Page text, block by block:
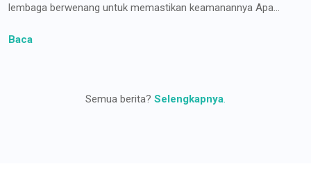
lembaga berwenang untuk memastikan keamanannya Apa...
Baca
Semua berita? Selengkapnya